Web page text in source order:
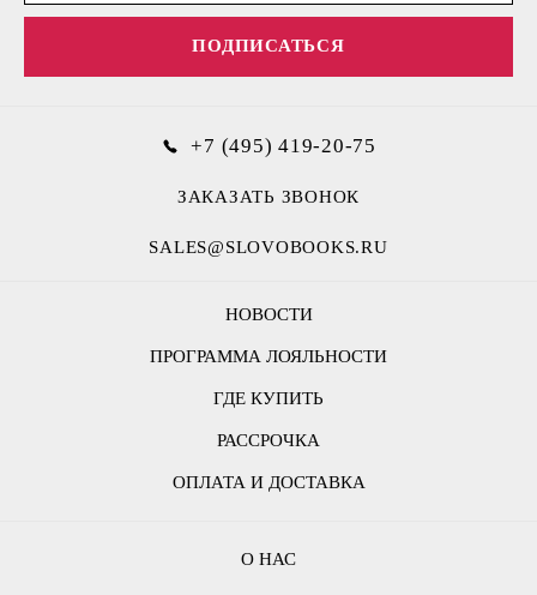
НОВОСТИ
ПРОГРАММА ЛОЯЛЬНОСТИ
ГДЕ КУПИТЬ
РАССРОЧКА
ОПЛАТА И ДОСТАВКА
ПОДПИСАТЬСЯ
О НАС
+7 (495) 419-20-75
ЗАКАЗАТЬ ЗВОНОК
SALES@SLOVOBOOKS.RU